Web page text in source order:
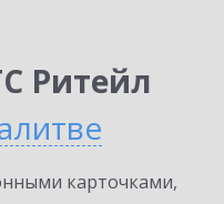
Ритейл
карточками,